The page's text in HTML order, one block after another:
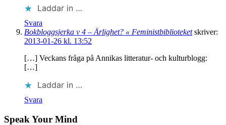
Laddar in …
Svara
Bokbloggsjerka v 4 – Ärlighet? « Feministbiblioteket skriver:
2013-01-26 kl. 13:52
[…] Veckans fråga på Annikas litteratur- och kulturblogg:
[…]
Laddar in …
Svara
Speak Your Mind